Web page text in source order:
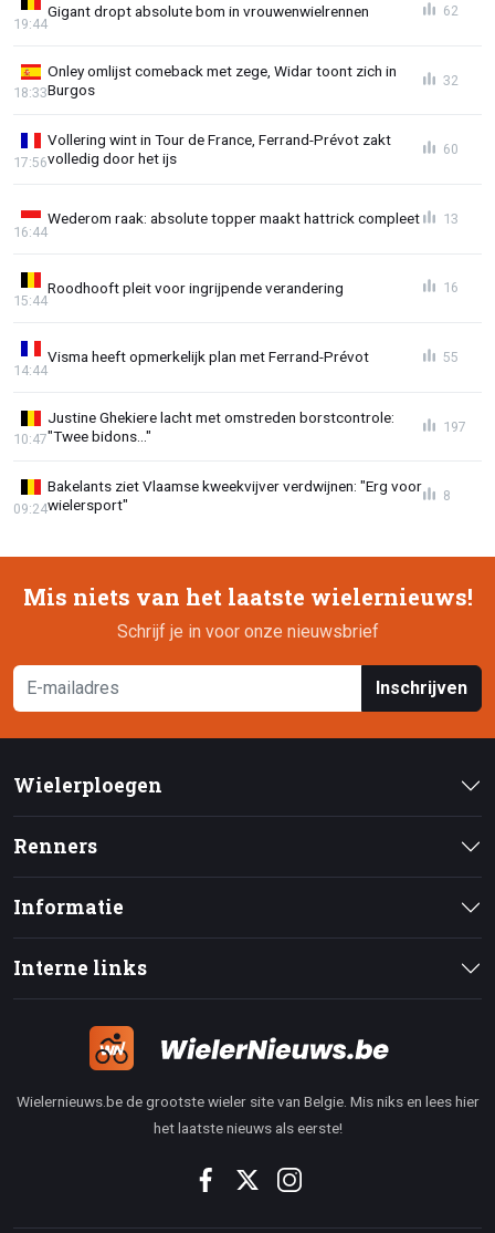
Gigant dropt absolute bom in vrouwenwielrennen
19:44
62
Onley omlijst comeback met zege, Widar toont zich in
Burgos
18:33
32
Vollering wint in Tour de France, Ferrand-Prévot zakt
volledig door het ijs
17:56
60
Wederom raak: absolute topper maakt hattrick compleet
16:44
13
Roodhooft pleit voor ingrijpende verandering
15:44
16
Visma heeft opmerkelijk plan met Ferrand-Prévot
14:44
55
Justine Ghekiere lacht met omstreden borstcontrole:
"Twee bidons..."
10:47
197
Bakelants ziet Vlaamse kweekvijver verdwijnen: "Erg voor
wielersport"
09:24
8
Mis niets van het laatste wielernieuws!
Schrijf je in voor onze nieuwsbrief
Inschrijven
Wielerploegen
Renners
Informatie
Interne links
Wielernieuws.be de grootste wieler site van Belgie. Mis niks en lees hier
het laatste nieuws als eerste!